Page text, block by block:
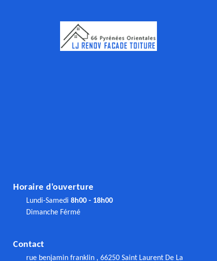
Horaire d'ouverture
Lundi-Samedi 8h00 - 18h00
Dimanche Férmé
Contact
rue benjamin franklin , 66250 Saint Laurent De La